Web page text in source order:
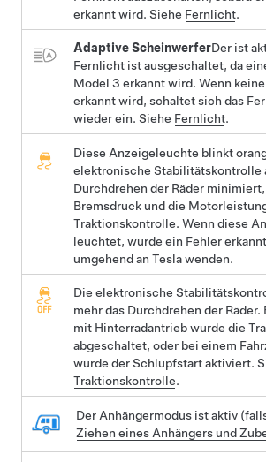
erkannt wird. Siehe Fernlicht.
Adaptive ScheinwerferDer ist
Fernlicht ist ausgeschaltet, da
Model 3 erkannt wird. Wenn
erkannt wird, schaltet sich das
wieder ein. Siehe Fernlicht.
Diese Anzeigeleuchte blinkt
elektronische Stabilitätskontrolle
Durchdrehen der Räder
Bremsdruck und die
Traktionskontrolle. Wenn diese
leuchtet, wurde ein Fehler
umgehend an Tesla wenden.
Die elektronische
mehr das Durchdrehen der
mit Hinterradantrieb wurde die
abgeschaltet, oder bei einem
wurde der Schlupfstart aktiviert.
Traktionskontrolle.
Der Anhängermodus ist aktiv
Ziehen eines Anhängers und